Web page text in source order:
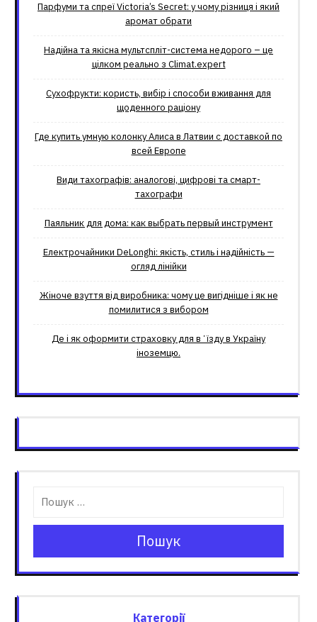
Парфуми та спреї Victoria’s Secret: у чому різниця і який
аромат обрати
Надійна та якісна мультспліт-система недорого – це
цілком реально з Climat.еxpert
Сухофрукти: користь, вибір і способи вживання для
щоденного раціону
Где купить умную колонку Алиса в Латвии с доставкой по
всей Европе
Види тахографів: аналогові, цифрові та смарт-
тахографи
Паяльник для дома: как выбрать первый инструмент
Електрочайники DeLonghi: якість, стиль і надійність —
огляд лінійки
Жіноче взуття від виробника: чому це вигідніше і як не
помилитися з вибором
Де і як оформити страховку для вʼїзду в Україну
іноземцю.
Пошук
Категорії